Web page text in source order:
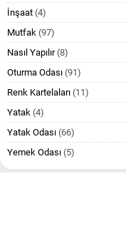
İnşaat (4)
Mutfak (97)
Nasıl Yapılır(8)
Oturma Odası (91)
Renk Kartelaları (11)
Yatak (4)
Yatak Odası (66)
Yemek Odası (5)